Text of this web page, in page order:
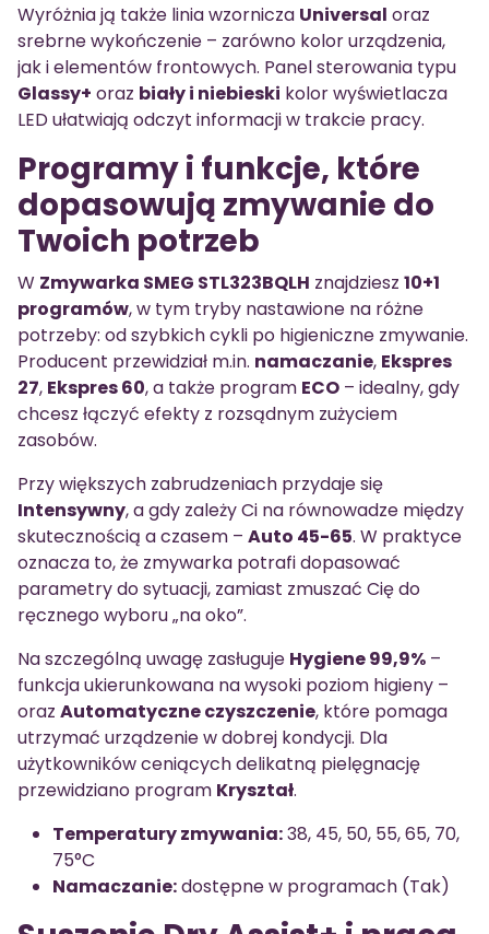
Wyróżnia ją także linia wzornicza Universal oraz
srebrne wykończenie – zarówno kolor urządzenia,
jak i elementów frontowych. Panel sterowania typu
Glassy+ oraz biały i niebieski kolor wyświetlacza
LED ułatwiają odczyt informacji w trakcie pracy.
Programy i funkcje, które
dopasowują zmywanie do
Twoich potrzeb
W Zmywarka SMEG STL323BQLH znajdziesz 10+1
programów, w tym tryby nastawione na różne
potrzeby: od szybkich cykli po higieniczne zmywanie.
Producent przewidział m.in. namaczanie, Ekspres
27, Ekspres 60, a także program ECO – idealny, gdy
chcesz łączyć efekty z rozsądnym zużyciem
zasobów.
Przy większych zabrudzeniach przydaje się
Intensywny, a gdy zależy Ci na równowadze między
skutecznością a czasem – Auto 45-65. W praktyce
oznacza to, że zmywarka potrafi dopasować
parametry do sytuacji, zamiast zmuszać Cię do
ręcznego wyboru „na oko”.
Na szczególną uwagę zasługuje Hygiene 99,9% –
funkcja ukierunkowana na wysoki poziom higieny –
oraz Automatyczne czyszczenie, które pomaga
utrzymać urządzenie w dobrej kondycji. Dla
użytkowników ceniących delikatną pielęgnację
przewidziano program Kryształ.
Temperatury zmywania:38, 45, 50, 55, 65, 70,
75°C
Namaczanie:dostępne w programach (Tak)